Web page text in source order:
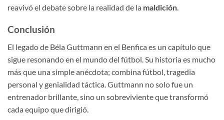
reavivó el debate sobre la realidad de la maldición
Conclusión
El legado de Béla Guttmann en el Benfica es un capítulo que
sigue resonando en el mundo del fútbol. Su historia es mucho
más que una simple anécdota; combina fútbol, tragedia
personal y genialidad táctica. Guttmann no solo fue un
entrenador brillante, sino un sobreviviente que transformó
cada equipo que dirigió.